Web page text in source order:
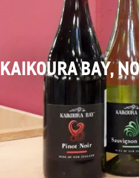
KAIKOURA BAY,